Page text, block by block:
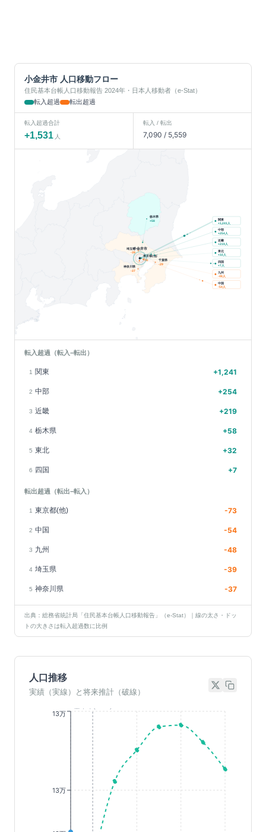
小金井市 人口移動フロー
住民基本台帳人口移動報告 2024年・日本人移動者（e-Stat）
転入超過
転出超過
転入超過合計
+1,531 人
転入 / 転出
7,090 / 5,559
栃木県
+58
千葉県
-29
神奈川県
-37
埼玉県
-39
東京都(他)
-73
小金井市
関東
+1,241人
中部
+254人
近畿
+219人
東北
+32人
四国
+7人
九州
-48人
中国
-54人
転入超過（転入−転出）
1 関東 +1,241
2 中部 +254
3 近畿 +219
4 栃木県 +58
5 東北 +32
6 四国 +7
転出超過（転出−転入）
1 東京都(他) -73
2 中国 -54
3 九州 -48
4 埼玉県 -39
5 神奈川県 -37
出典：総務省統計局「住民基本台帳人口移動報告」（e-Stat）｜線の太さ・ドッ
トの大きさは転入超過数に比例
人口推移
実績（実線）と将来推計（破線）
13万
13万